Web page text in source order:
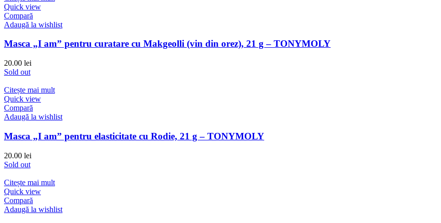
Quick view
Compară
Adaugă la wishlist
Masca „I am” pentru curatare cu Makgeolli (vin din orez), 21 g – TONYMOLY
20.00 lei
Sold out
Citește mai mult
Quick view
Compară
Adaugă la wishlist
Masca „I am” pentru elasticitate cu Rodie, 21 g – TONYMOLY
20.00 lei
Sold out
Citește mai mult
Quick view
Compară
Adaugă la wishlist